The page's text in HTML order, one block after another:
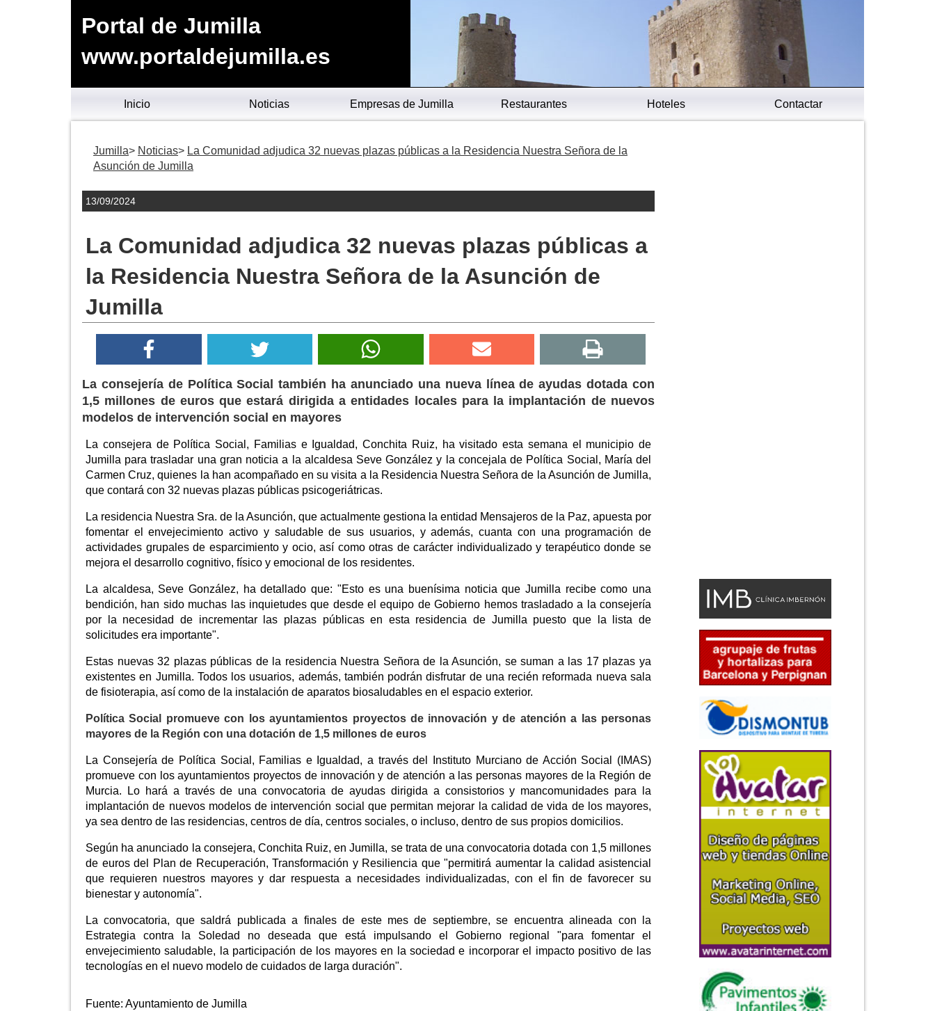
Portal de Jumilla
www.portaldejumilla.es
Inicio Noticias Empresas de Jumilla Restaurantes Hoteles Contactar
Jumilla Noticias
La Comunidad adjudica 32 nuevas plazas públicas a la Residencia Nuestra Señora de la
Asunción de Jumilla
13/09/2024
La Comunidad adjudica 32 nuevas plazas públicas a
la Residencia Nuestra Señora de la Asunción de
Jumilla
La consejería de Política Social también ha anunciado una nueva línea de ayudas dotada con
1,5 millones de euros que estará dirigida a entidades locales para la implantación de nuevos
modelos de intervención social en mayores
La consejera de Política Social, Familias e Igualdad, Conchita Ruiz, ha visitado esta semana el municipio de
Jumilla para trasladar una gran noticia a la alcaldesa Seve González y la concejala de Política Social, María del
Carmen Cruz, quienes la han acompañado en su visita a la Residencia Nuestra Señora de la Asunción de Jumilla,
que contará con 32 nuevas plazas públicas psicogeriátricas.
La residencia Nuestra Sra. de la Asunción, que actualmente gestiona la entidad Mensajeros de la Paz, apuesta por
fomentar el envejecimiento activo y saludable de sus usuarios, y además, cuanta con una programación de
actividades grupales de esparcimiento y ocio, así como otras de carácter individualizado y terapéutico donde se
mejora el desarrollo cognitivo, físico y emocional de los residentes.
La alcaldesa, Seve González, ha detallado que: "Esto es una buenísima noticia que Jumilla recibe como una
bendición, han sido muchas las inquietudes que desde el equipo de Gobierno hemos trasladado a la consejería
por la necesidad de incrementar las plazas públicas en esta residencia de Jumilla puesto que la lista de
solicitudes era importante".
Estas nuevas 32 plazas públicas de la residencia Nuestra Señora de la Asunción, se suman a las 17 plazas ya
existentes en Jumilla. Todos los usuarios, además, también podrán disfrutar de una recién reformada nueva sala
de fisioterapia, así como de la instalación de aparatos biosaludables en el espacio exterior.
Política Social promueve con los ayuntamientos proyectos de innovación y de atención a las personas
mayores de la Región con una dotación de 1,5 millones de euros
La Consejería de Política Social, Familias e Igualdad, a través del Instituto Murciano de Acción Social (IMAS)
promueve con los ayuntamientos proyectos de innovación y de atención a las personas mayores de la Región de
Murcia. Lo hará a través de una convocatoria de ayudas dirigida a consistorios y mancomunidades para la
implantación de nuevos modelos de intervención social que permitan mejorar la calidad de vida de los mayores,
ya sea dentro de las residencias, centros de día, centros sociales, o incluso, dentro de sus propios domicilios.
Según ha anunciado la consejera, Conchita Ruiz, en Jumilla, se trata de una convocatoria dotada con 1,5 millones
de euros del Plan de Recuperación, Transformación y Resiliencia que "permitirá aumentar la calidad asistencial
que requieren nuestros mayores y dar respuesta a necesidades individualizadas, con el fin de favorecer su
bienestar y autonomía".
La convocatoria, que saldrá publicada a finales de este mes de septiembre, se encuentra alineada con la
Estrategia contra la Soledad no deseada que está impulsando el Gobierno regional "para fomentar el
envejecimiento saludable, la participación de los mayores en la sociedad e incorporar el impacto positivo de las
tecnologías en el nuevo modelo de cuidados de larga duración".
Fuente: Ayuntamiento de Jumilla